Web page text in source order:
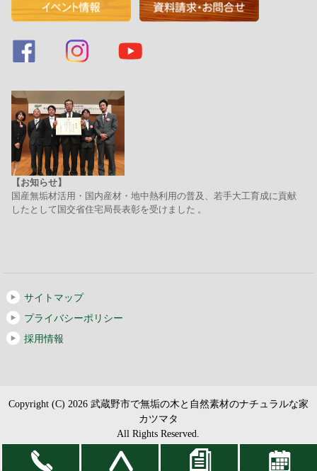
【お知らせ】
国産無垢材活用・国内産材・地中熱利用の普及、若手大工育成に貢献
したとして国交省住宅局長表彰を受けました 。
サイトマップ
プライバシーポリシー
採用情報
Copyright (C) 2026 武蔵野市で無垢の木と自然素材のナチュラルな家
カツマタ
All Rights Reserved.